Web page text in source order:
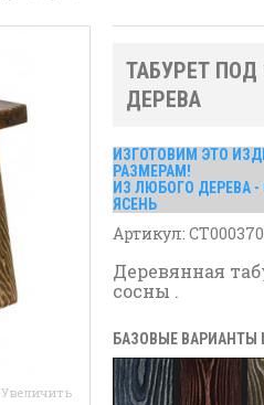
Увеличить
ТАБУРЕТ
ДЕРЕВА
ИЗГОТОВИМ ЭТО
РАЗМЕРАМ!
ИЗ ЛЮБОГО ДЕРЕВА
ЯСЕНЬ
Артикул: СТ000370
Деревянная
сосны .
БАЗОВЫЕ